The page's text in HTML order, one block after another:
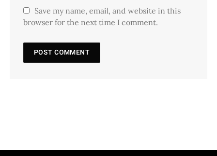
Save my name, email, and website in this
browser for the next time I comment.